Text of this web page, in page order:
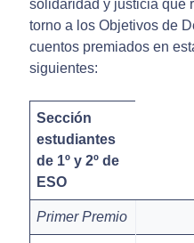
solidaridad y justicia que
torno a los Objetivos de
cuentos premiados en
siguientes:
Sección
estudiantes
de 1º y 2º de
ESO
Primer Premio